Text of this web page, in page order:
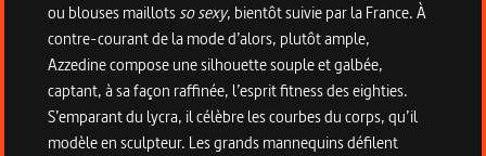
ou blouses maillotsso sexy, bientôt suivie par la France. À
contre-courant de la mode d’alors, plutôt ample,
Azzedine compose une silhouette souple et galbée,
captant, à sa façon raffinée, l’esprit fitness des eighties.
S’emparant du lycra, il célèbre les courbes du corps, qu’il
modèle en sculpteur. Les grands mannequins défilent